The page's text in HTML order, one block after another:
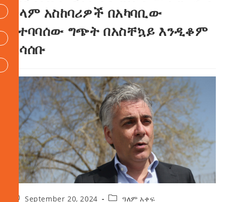
ሰላም አስከባሪዎች በአካባቢው
የተባባሰው ግጭት በአስቸኳይ እንዲቆም
አሳሰቡ
September 20, 2024 ዓለም አቀፍ